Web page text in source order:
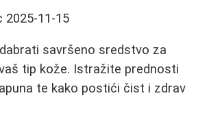
2025-11-15
savršeno sredstvo za
tip kože. Istražite prednosti
te kako postići čist i zdrav